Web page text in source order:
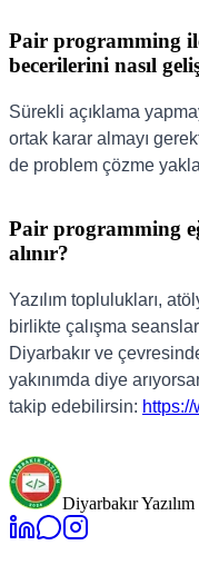
Pair programming
becerilerini nasıl
Sürekli açıklama
ortak karar almayı
de problem çözme
Pair programming
alınır?
Yazılım toplulukları,
birlikte çalışma
Diyarbakır ve
yakınımda diye
takip edebilirsin:
Diyarbakır Yazılım